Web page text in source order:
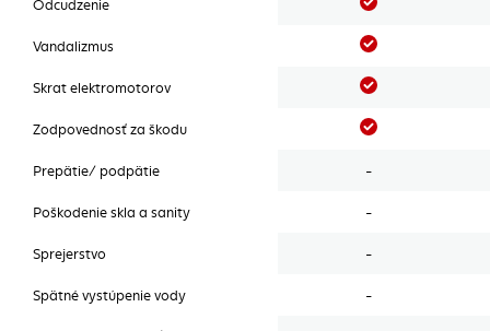
Odcudzenie
Vandalizmus Áno
Skrat elektromotorov Áno
Zodpovednosť za škodu Áno
Prepätie/ podpätie -
Poškodenie skla a sanity -
Sprejerstvo -
Spätné vystúpenie vody -